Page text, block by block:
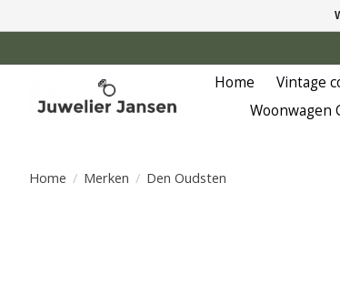
Home Vintage
Woonwagen
Home / Merken / Den Oudsten